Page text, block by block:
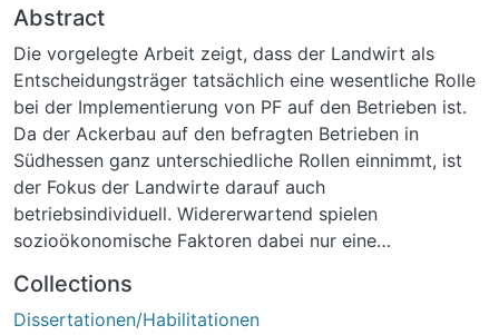
Abstract
Die vorgelegte Arbeit zeigt, dass der Landwirt als
Entscheidungsträger tatsächlich eine wesentliche Rolle
bei der Implementierung von PF auf den Betrieben ist.
Da der Ackerbau auf den befragten Betrieben in
Südhessen ganz unterschiedliche Rollen einnimmt, ist
der Fokus der Landwirte darauf auch
betriebsindividuell. Widererwartend spielen
sozioökonomische Faktoren dabei nur eine
einen geringeren Einfluss als die Annahme von
Skaleneffekten bei der Investition in PF-Systeme
Collections
Dissertationen/Habilitationen